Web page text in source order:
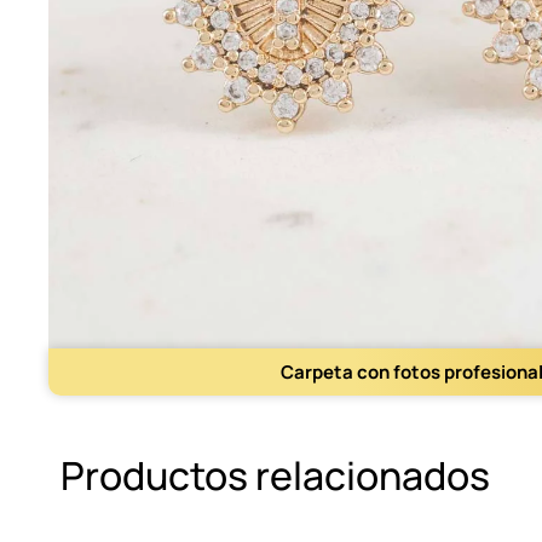
Carpeta con fotos
Productos relacionados